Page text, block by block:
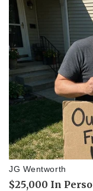
Kinh tế
Bất động sản
Khởi nghiệp